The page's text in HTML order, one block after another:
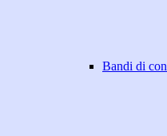
Bandi di